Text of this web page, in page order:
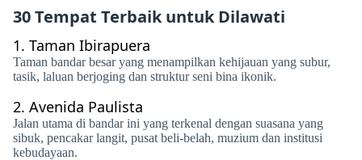
30 Tempat Terbaik untuk Dilawati
1. Taman Ibirapuera
Taman bandar besar yang menampilkan kehijauan yang subur,
tasik, laluan berjoging dan struktur seni bina ikonik.
2. Avenida Paulista
Jalan utama di bandar ini yang terkenal dengan suasana yang
sibuk, pencakar langit, pusat beli-belah, muzium dan institusi
kebudayaan.